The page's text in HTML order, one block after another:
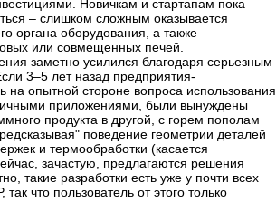
Новичкам и стартапам пока
– ​слишком сложным оказывается
органа оборудования, а также
или совмещенных печей.
заметно усилился благодаря серьезным
3–5 лет назад предприятия-
на опытной стороне вопроса использования
приложениями, были вынуждены
продукта в другой, с горем пополам
поведение геометрии деталей
и термообработки (касается
зачастую, предлагаются решения
такие разработки есть уже у почти всех
что пользователь от этого только